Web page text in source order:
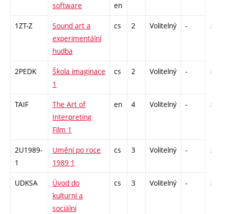
software
en
1ZT-Z
Sound art a
experimentální
hudba
cs 2 Volitelný - zá
2PEDK
Škola imaginace
1
cs 2 Volitelný - zá
TAIF
The Art of
Interpreting
Film 1
en 4 Volitelný - zk
2U1989-
1
Umění po roce
1989 1
cs 3 Volitelný - zk
UDKSA
Úvod do
kulturní a
sociální
cs 3 Volitelný - zk